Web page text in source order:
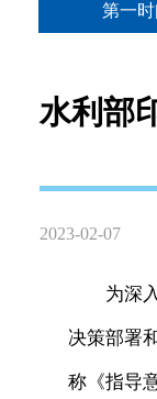
第一时
水利部
2023-02-07
为深入
决策部署
称《指导